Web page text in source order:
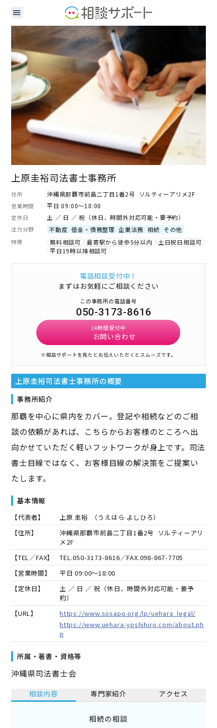
上原圭裕司法書士事務所
住所 沖縄県那覇市前島二丁目1番2号 ソルティーアリメ2F
営業時間 平日 09:00～18:00
定休日 土 ／ 日 ／ 祝（休日、時間外対応可能・要予約）
注力分野 不動産 借金・債務整理 企業法務 相続 その他
特徴 無料相談可 最寄駅から徒歩5分以内
土日祝日相談可
平日19時以降相談可
電話相談受付中！
まずはお気軽にご相談ください
この事務所の電話番号
050-3173-8616
24時間受付中
お問い合わせ
※相談サポートを見たとお伝えいただくとスムーズです。
上原圭裕司法書士事務所の概要
事務所紹介
那覇を中心に県内をカバー。登記や相続などのご相
談の依頼があれば、こちらからお客様のところへ出
向かせていただく軽いフットワークが身上です。司法
書士目線ではなく、お客様目線の解決策をご提案い
たします。
基本情報
【代表者】 上原 圭裕 （うえはら よしひろ）
【住所】
沖縄県那覇市前島二丁目1番2号 ソルティーアリ
メ2F
【TEL／FAX】
TEL.050-3173-8616／FAX.098-867-7705
【営業時間】
平日 09:00～18:00
【定休日】
土 ／ 日 ／ 祝（休日、時間外対応可能・要予
約）
【URL】
https://www.sosapo.org/lp/uehara_legal/
https://www.uehara-yoshihiro.com/about.ph
p
所属・著書・資格等
沖縄県司法書士会
相談内容 専門家紹介 アクセス
相続の相談